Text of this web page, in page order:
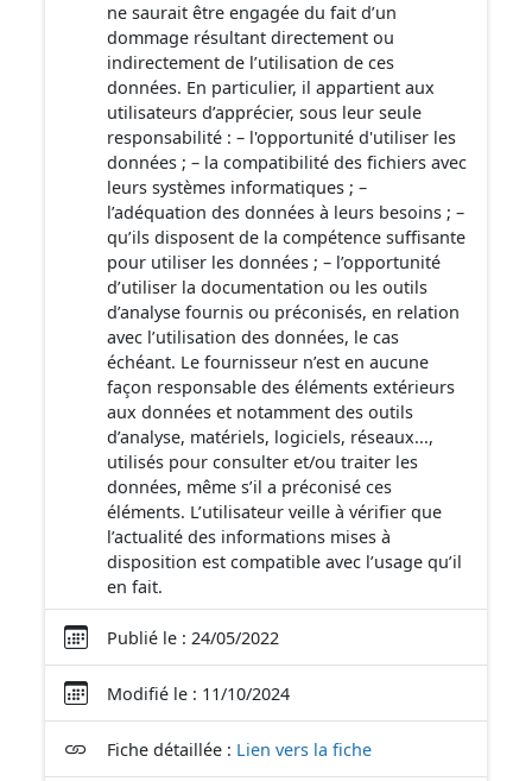
ne saurait être engagée du fait d’un
dommage résultant directement ou
indirectement de l’utilisation de ces
données. En particulier, il appartient aux
utilisateurs d’apprécier, sous leur seule
responsabilité : – l'opportunité d'utiliser les
données ; – la compatibilité des fichiers avec
leurs systèmes informatiques ; –
l’adéquation des données à leurs besoins ; –
qu’ils disposent de la compétence suffisante
pour utiliser les données ; – l’opportunité
d’utiliser la documentation ou les outils
d’analyse fournis ou préconisés, en relation
avec l’utilisation des données, le cas
échéant. Le fournisseur n’est en aucune
façon responsable des éléments extérieurs
aux données et notamment des outils
d’analyse, matériels, logiciels, réseaux...,
utilisés pour consulter et/ou traiter les
données, même s’il a préconisé ces
éléments. L’utilisateur veille à vérifier que
l’actualité des informations mises à
disposition est compatible avec l’usage qu’il
en fait.
Publié le : 24/05/2022
Modifié le : 11/10/2024
Fiche détaillée : Lien vers la fiche